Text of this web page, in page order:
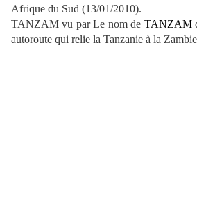
Afrique du Sud (13/01/2010).
TANZAM vu par Le nom de TANZAM
autoroute qui relie la Tanzanie à la